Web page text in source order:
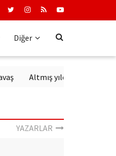
Diğer
Altmış yıldır aynı sevgiyle
YAZARLAR